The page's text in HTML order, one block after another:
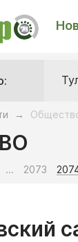
→
... 2073